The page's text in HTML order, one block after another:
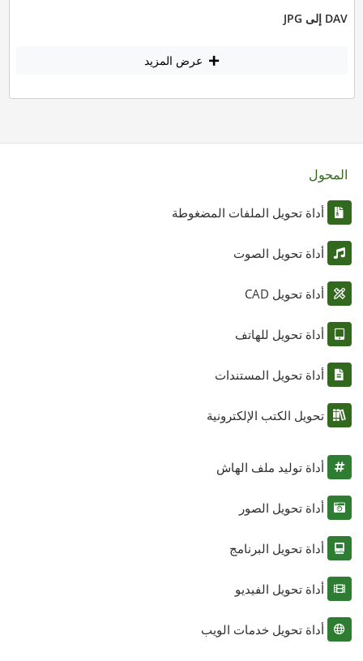
DAV إلى JPG
عرض المزيد
المحول
أداة تحويل الملفات المضغوطة
أداة تحويل الصوت
أداة تحويل CAD
أداة تحويل للهاتف
أداة تحويل المستندات
تحويل الكتب الإلكترونية
أداة توليد ملف الهاش
أداة تحويل الصور
أداة تحويل البرنامج
أداة تحويل الفيديو
أداة تحويل خدمات الويب